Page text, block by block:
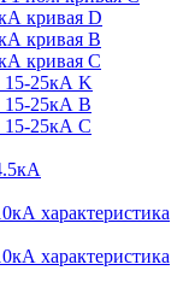
кривая D
кривая В
кривая С
15-25кА K
15-25кА В
15-25кА С
характеристика
характеристика